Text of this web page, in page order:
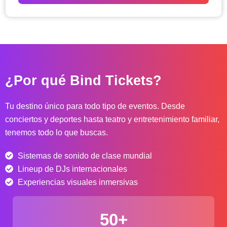
d
p
c
i
s
:
d
d
$
¿Por qué Bind Tickets?
Tu destino único para todo tipo de eventos. Desde
conciertos y deportes hasta teatro y entretenimiento familiar,
tenemos todo lo que buscas.
Sistemas de sonido de clase mundial
Lineup de DJs internacionales
Experiencias visuales inmersivas
50+